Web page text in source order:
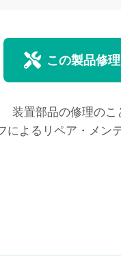
この製品修
装置部品の修理のこ
によるリペア・メン